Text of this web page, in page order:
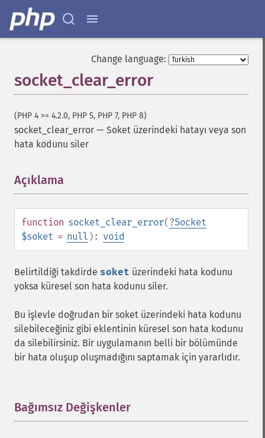
Change language:
socket_clear_error
(PHP 4 >= 4.2.0, PHP 5, PHP 7, PHP 8)
socket_clear_error — Soket üzerindeki hatayı veya son
hata kodunu siler
Açıklama
function socket_clear_error(?Socket
$soket = null ): void
Belirtildiği takdirde soket üzerindeki hata kodunu
yoksa küresel son hata kodunu siler.
Bu işlevle doğrudan bir soket üzerindeki hata kodunu
silebileceğiniz gibi eklentinin küresel son hata kodunu
da silebilirsiniz. Bir uygulamanın belli bir bölümünde
bir hata oluşup oluşmadığını saptamak için yararlıdır.
Bağımsız Değişkenler